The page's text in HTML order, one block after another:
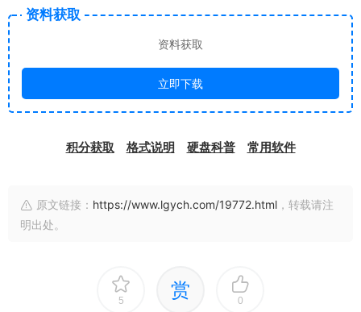
资料获取
资料获取
立即下载
积分获取 格式说明 硬盘科普 常用软件
原文链接： https://www.lgych.com/19772.html ，转载请注
明出处。
5 赏 0